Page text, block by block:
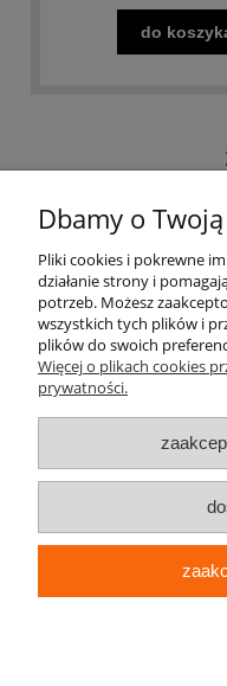
do
Dbamy o
Pliki cookies i pokrewne
działanie strony i
potrzeb. Możesz
wszystkich tych plików i
plików do swoich
Więcej o plikach cookies
prywatności.